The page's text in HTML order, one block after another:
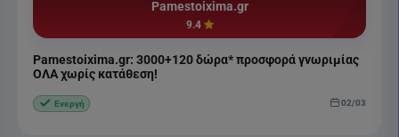
Pamestoixima.gr
9.4
Pamestoixima.gr: 3000+120 δώρα* προσφορά γνωριμίας
ΟΛΑ χωρίς κατάθεση!
Ενεργή 02/03